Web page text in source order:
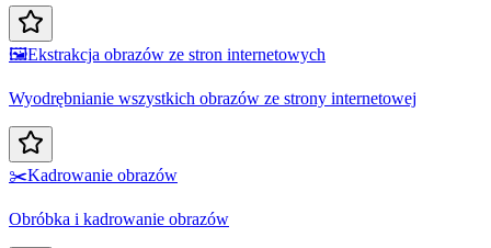
🖼️Ekstrakcja obrazów ze stron internetowych
Wyodrębnianie wszystkich obrazów ze strony internetowej
✂️Kadrowanie obrazów
Obróbka i kadrowanie obrazów